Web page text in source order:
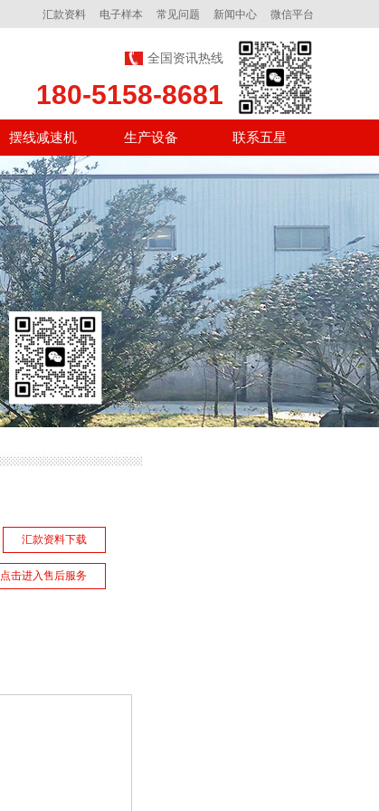
微信平台
新闻中心
常见问题
电子样本
汇款资料
全国资讯热线
180-5158-8681
摆线减速机 生产设备 联系五星
汇款资料下载
点击进入售后服务